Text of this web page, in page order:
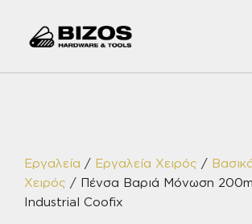
Εργαλεία / Εργαλεία Χειρός /
Χειρός / Πένσα Βαριά Μόνωση
Industrial Coofix